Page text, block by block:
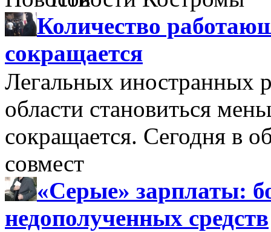
Количество
сокращается
Легальных иностранных
области становиться
сокращается. Сегодня в
совмест
«Серые» зарплаты:
недополученных средств